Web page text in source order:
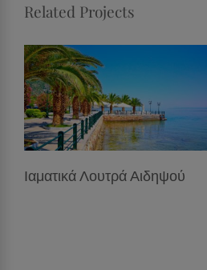
Related Projects
Ιαματικά Λουτρά Αιδηψού